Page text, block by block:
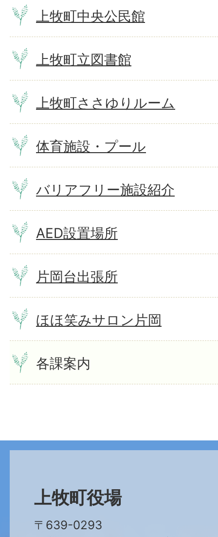
上牧町中央公民館
上牧町立図書館
上牧町ささゆりルーム
体育施設・プール
バリアフリー施設紹介
AED設置場所
片岡台出張所
ほほ笑みサロン片岡
各課案内
上牧町役場
〒639-0293